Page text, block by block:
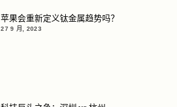
苹果会重新定义钛金属趋势吗？
27 9 月, 2023